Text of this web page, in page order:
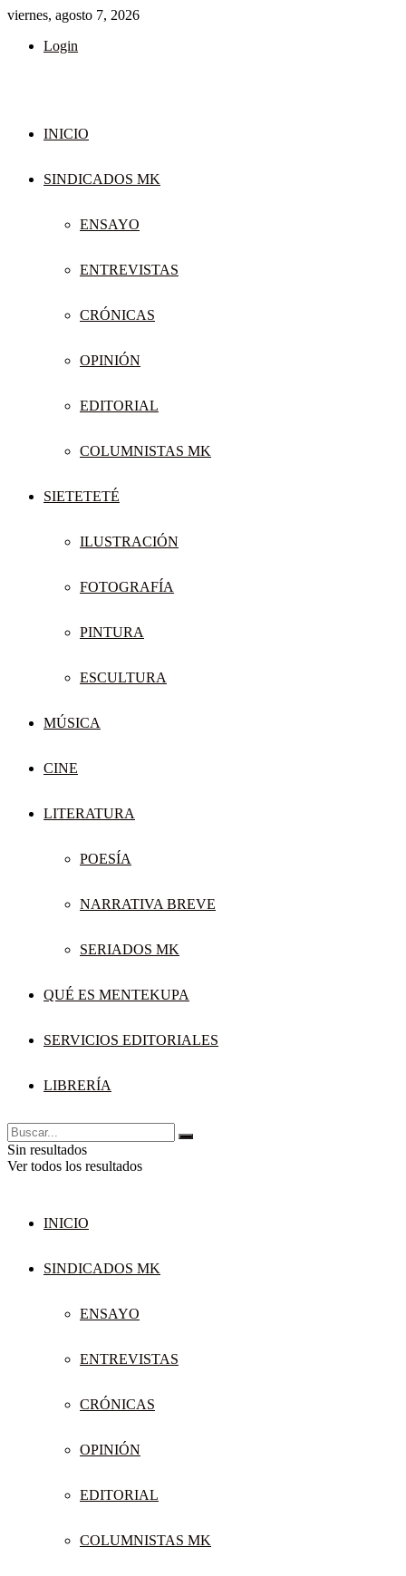
viernes, agosto 7, 2026
Login
INICIO
SINDICADOS MK
ENSAYO
ENTREVISTAS
CRÓNICAS
OPINIÓN
EDITORIAL
COLUMNISTAS MK
SIETETETÉ
ILUSTRACIÓN
FOTOGRAFÍA
PINTURA
ESCULTURA
MÚSICA
CINE
LITERATURA
POESÍA
NARRATIVA BREVE
SERIADOS MK
QUÉ ES MENTEKUPA
SERVICIOS EDITORIALES
LIBRERÍA
Sin resultados
Ver todos los resultados
INICIO
SINDICADOS MK
ENSAYO
ENTREVISTAS
CRÓNICAS
OPINIÓN
EDITORIAL
COLUMNISTAS MK